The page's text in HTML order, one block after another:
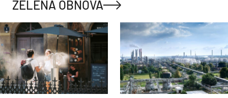
ZELENÁ OBNOVA